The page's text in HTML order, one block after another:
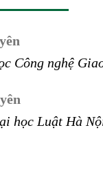
Công nghệ
học Luật Hà